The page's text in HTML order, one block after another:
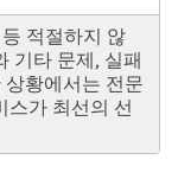
적절하지 않
기타 문제, 실패
상황에서는 전문
스가 최선의 선